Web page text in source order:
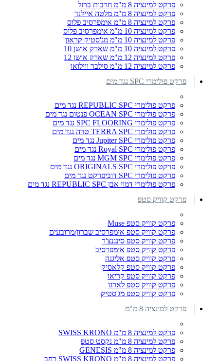
פרקט למינציה 8 מ"מ חרבות ברזל
פרקט למינציה 8 מ"מ מלטה איילנד
פרקט למינציה 8 מ"מ אימפרסיב פלוס
פרקט למינציה 10 מ"מ אימפרסיב פלוס
פרקט למינציה 10 מ"מ מג'סטיק קראון
פרקט למינציה 10 מ"מ שארק אושן 10
פרקט למינציה 12 מ"מ שארק אושן 12
פרקט למינציה 12 מ"מ סילבר ווילואו
פרקט פולימרי SPC נגד מים
פרקט פולימרי REPUBLIC SPC נגד מים
פרקט פולימרי OCEAN SPC פנטום נגד מים
פרקט פולימרי SPC FLOORING נגד מים
פרקט פולימרי TERRA SPC טרה נגד מים
פרקט פולימרי Jupiter SPC נגד מים
פרקט פולימרי Royal SPC נגד מים
פרקט פולימרי MGM SPC נגד מים
פרקט פולימרי ORIGINALS SPC נגד מים
פרקט פולימרי SPC דוביפרקט נגד מים
פרקט פולימרי דמוי אבן REPUBLIC SPC נגד מים
פרקט קוויק סטפ
פרקט קוויק סטפ Muse
פרקט קוויק סטפ אימפרסיב שברון/מרובעים
פרקט קוויק סטפ סינגנצ'ר
פרקט קוויק סטפ אימפרסיב
פרקט קוויק סטפ אליגנה
פרקט קוויק סטפ קלאסיק
פרקט קוויק סטפ קריאו
פרקט קוויק סטפ לארגו
פרקט קוויק סטפ מג'סטיק
פרקט למינציה 8 מ"מ
פרקט למינציה 8 מ"מ SWISS KRONO
פרקט למינציה 8 מ"מ נקסט סטפ
פרקט למינציה 8 מ"מ GENESIS
פרקט למינציה 8 מ"מ SWISS KRONO רחב